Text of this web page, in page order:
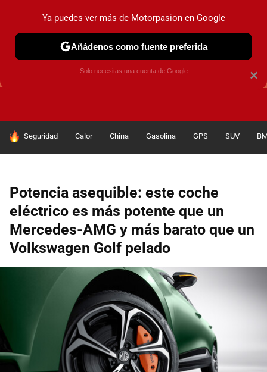
GUÍAS DE COMPRA OFERTAS DE COCHES CONSEJOS
HOY SE HABLA DE
Seguridad Calor China Gasolina GPS SUV
Potencia asequible: este coche
eléctrico es más potente que un
Mercedes-AMG y más barato que un
Volkswagen Golf pelado
×
Ya puedes ver más de Motorpasion en Google
Añádenos como fuente preferida
Solo necesitas una cuenta de Google